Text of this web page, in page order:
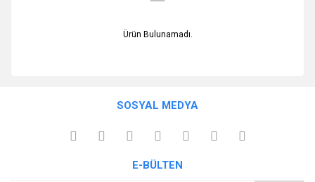
Ürün Bulunamadı.
SOSYAL MEDYA
E-BÜLTEN